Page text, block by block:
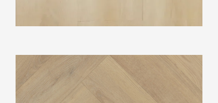
Belakos Palazzo Visgraat XL72